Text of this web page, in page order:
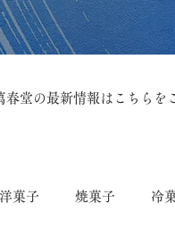
春堂の最新情報はこちらを
洋菓子 焼菓子 冷